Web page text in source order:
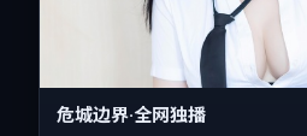
危城边界·全网独播